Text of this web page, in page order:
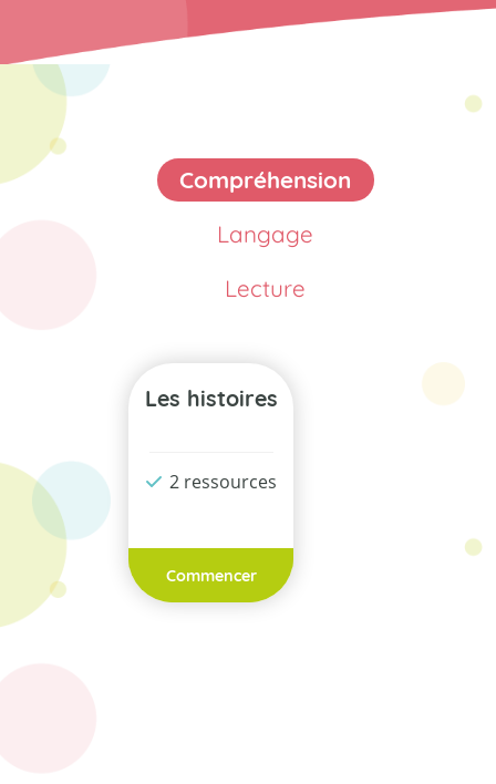
Compréhension
Langage
Lecture
Les histoires
2 ressources
Commencer